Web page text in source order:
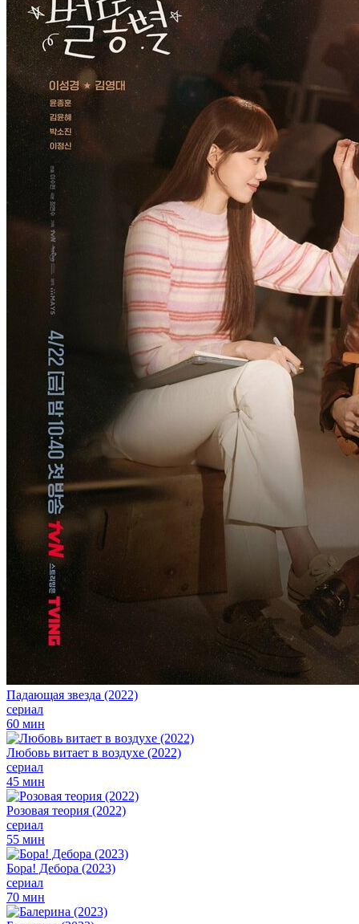
Падающая звезда (2022)
сериал
60 мин
Любовь витает в воздухе (2022)
сериал
45 мин
Розовая теория (2022)
сериал
55 мин
Бора! Дебора (2023)
сериал
70 мин